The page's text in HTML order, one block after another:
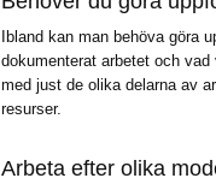
Ibland kan man behöva göra
dokumenterat arbetet och
med just de olika delarna av
resurser.
Arbeta efter olika